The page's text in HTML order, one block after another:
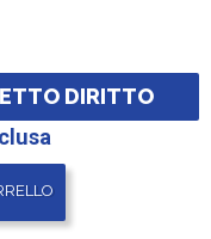
DIRITTO